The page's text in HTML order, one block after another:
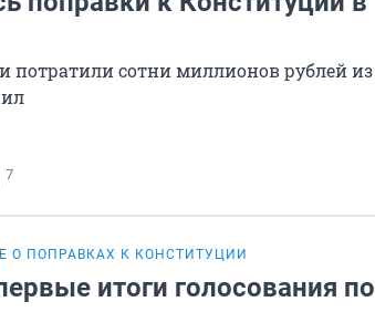
потратили сотни миллионов рублей из
7
О ПОПРАВКАХ К КОНСТИТУЦИИ
итоги голосования по